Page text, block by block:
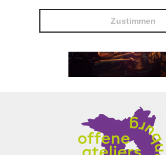
Zustimmen